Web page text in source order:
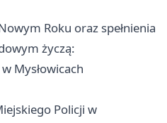
Roku oraz spełnienia
życzą:
Mysłowicach
Policji w